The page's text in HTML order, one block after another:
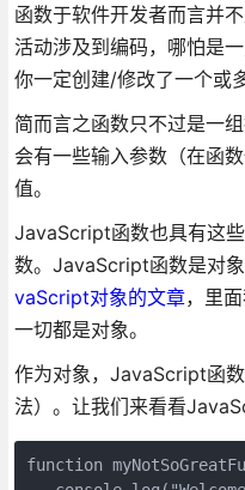
函数于软件开发者而言并
活动涉及到编码，哪怕是
你一定创建/修改了一个或
简而言之函数只不过是一
会有一些输入参数（在函
值。
JavaScript函数也具有这
数。JavaScript函数是对
vaScript对象的文章，里
一切都是对象。
作为对象，JavaScript函
法）。让我们来看看
function